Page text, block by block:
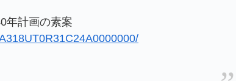
年計画の素案